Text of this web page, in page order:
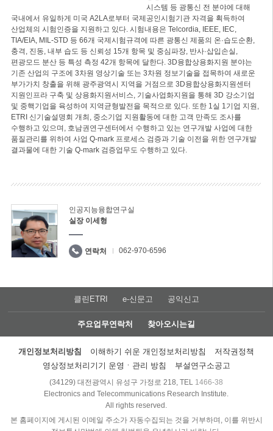
시스템 등 광통신 전 분야에 대해
국내에서 유일하게 미국 A2LA로부터 국제공인시험기관 자격을 획득하여
산업체의 시험인증을 지원하고 있다. 시험내용은 Telcordia, IEEE, IEC,
TIA/EIA, MIL-STD 등 66개 국제시험규격에 따른 광통신 제품의 온·습도순환,
충격, 진동, 내부 습도 등 신뢰성 15개 항목 및 중심파장, 반사·삽입손실,
편광모드 분산 등 특성 측정 42개 항목에 달한다. 3D융합상용화지원 분야는
기존 산업의 구조에 3차원 영상기술 또는 3차원 정보기술을 접목하여 새로운
부가가치 창출을 위해 광주광역시 지역을 거점으로 3D융합상용화지원센터
지원인프라 구축 및 상용화지원서비스, 기술사업화지원을 통해 3D 강소기업
및 중핵기업을 육성하여 지역균형발전을 목적으로 있다. 또한 1실 1기업 지원,
ETRI 신기술설명회 개최, 중소기업 지원활동에 대한 고객 만족도 조사를
수행하고 있으며, 호남권연구센터에서 수행하고 있는 연구개발 사업에 대한
품질관리를 위하여 사업 Q-mark 프로세스 검증과 기술 이전을 위한 연구개발
결과물에 대한 기술 Q-mark 검증업무도 수행하고 있다.
인공지능융합연구실
실장 이세형
연락처 062-970-6596
클린ETRI e-신문고 공익신고
주요업무연락처 찾아오시는길
개인정보처리방침 이해하기 쉬운 개인정보처리방침
저작권정책
영상정보처리기기 운영ㆍ관리 방침
부설연구소공고
(34129) 대전광역시 유성구 가정로 218, TEL 1466-38
Electronics and Telecommunications Research Institute.
All rights reserved.
본 홈페이지에 게시된 이메일 주소가 자동수집되는 것을 거부하며, 이를 위반시